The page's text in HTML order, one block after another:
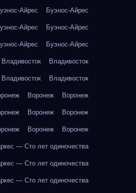
Айрес Буэнос-Айрес
Айрес Буэнос-Айрес
Айрес Буэнос-Айрес
Владивосток Владивосток
Владивосток Владивосток
Воронеж Воронеж
Воронеж Воронеж
Воронеж Воронеж
— Сто лет одиночества
— Сто лет одиночества
— Сто лет одиночества